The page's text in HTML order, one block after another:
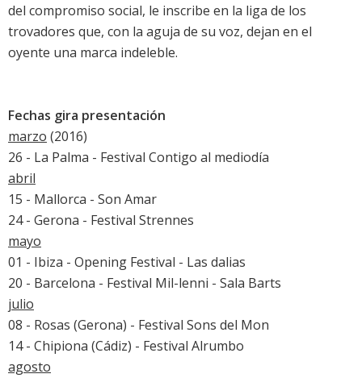
del compromiso social, le inscribe en la liga de los
trovadores que, con la aguja de su voz, dejan en el
oyente una marca indeleble.
Fechas gira presentación
marzo (2016)
26 - La Palma - Festival Contigo al mediodía
abril
15 - Mallorca - Son Amar
24 - Gerona - Festival Strennes
mayo
01 - Ibiza - Opening Festival - Las dalias
20 - Barcelona - Festival Mil-lenni - Sala Barts
julio
08 - Rosas (Gerona) - Festival Sons del Mon
14 - Chipiona (Cádiz) - Festival Alrumbo
agosto